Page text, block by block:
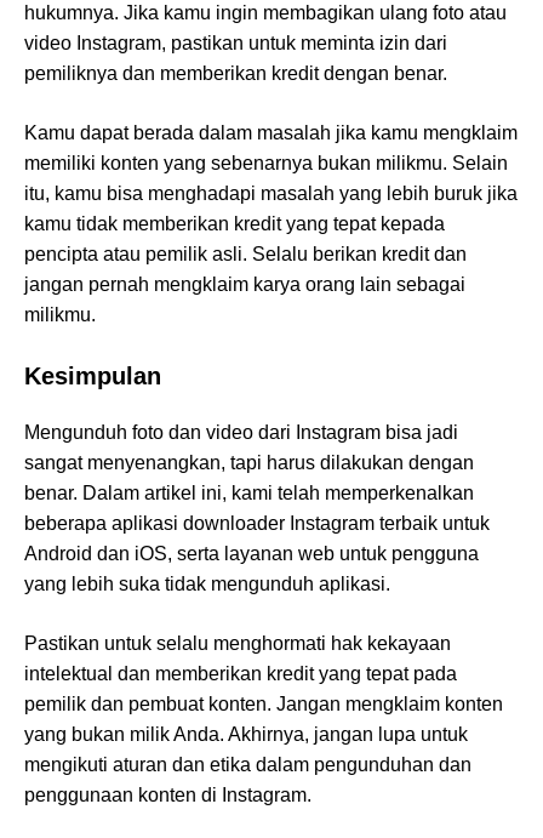
hukumnya. Jika kamu ingin membagikan ulang foto atau
video Instagram, pastikan untuk meminta izin dari
pemiliknya dan memberikan kredit dengan benar.
Kamu dapat berada dalam masalah jika kamu mengklaim
memiliki konten yang sebenarnya bukan milikmu. Selain
itu, kamu bisa menghadapi masalah yang lebih buruk jika
kamu tidak memberikan kredit yang tepat kepada
pencipta atau pemilik asli. Selalu berikan kredit dan
jangan pernah mengklaim karya orang lain sebagai
milikmu.
Kesimpulan
Mengunduh foto dan video dari Instagram bisa jadi
sangat menyenangkan, tapi harus dilakukan dengan
benar. Dalam artikel ini, kami telah memperkenalkan
beberapa aplikasi downloader Instagram terbaik untuk
Android dan iOS, serta layanan web untuk pengguna
yang lebih suka tidak mengunduh aplikasi.
Pastikan untuk selalu menghormati hak kekayaan
intelektual dan memberikan kredit yang tepat pada
pemilik dan pembuat konten. Jangan mengklaim konten
yang bukan milik Anda. Akhirnya, jangan lupa untuk
mengikuti aturan dan etika dalam pengunduhan dan
penggunaan konten di Instagram.